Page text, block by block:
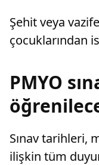
Şehit veya
çocuklarından
PMYO
Sınav tarihleri,
ilişkin tüm